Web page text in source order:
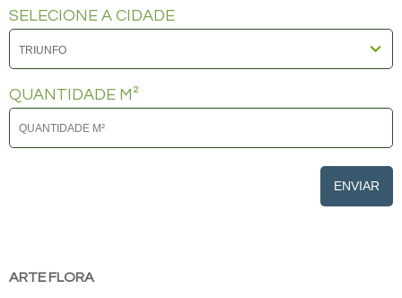
SELECIONE A CIDADE
QUANTIDADE M²
ENVIAR
ARTE FLORA